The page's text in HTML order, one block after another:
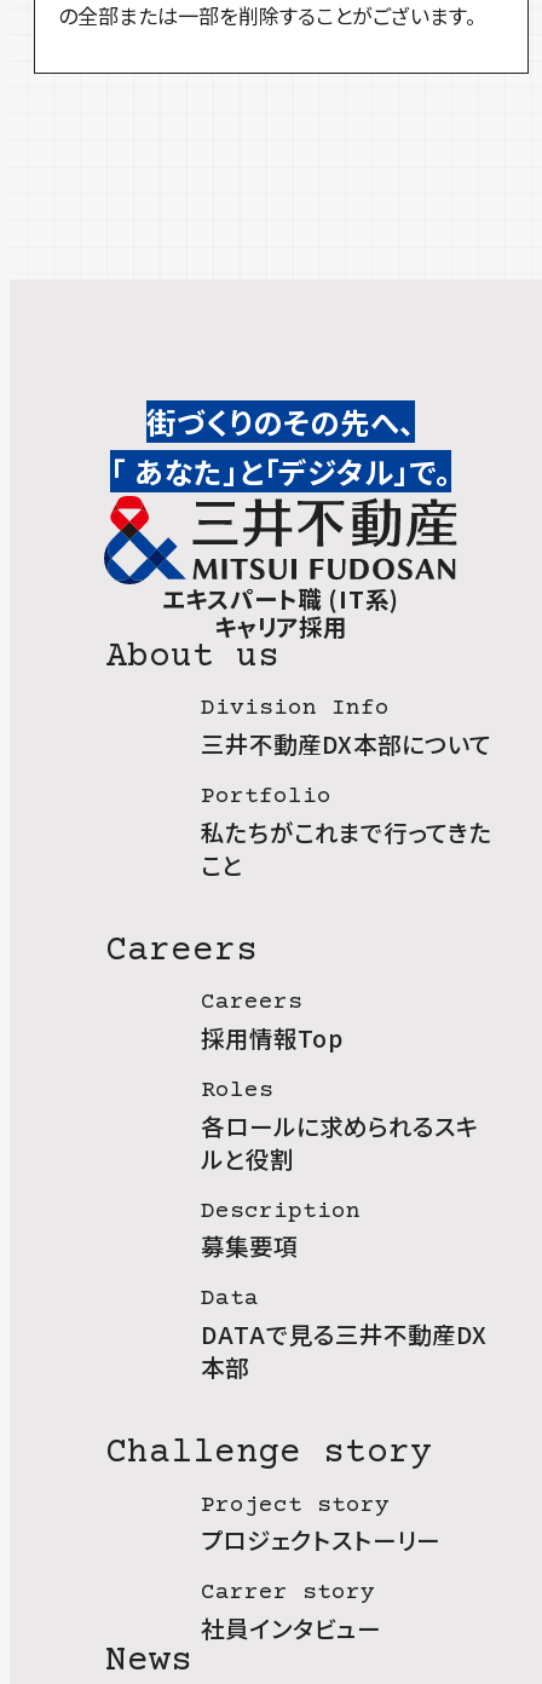
の全部または一部を削除することがございます。
エキスパート職 (IT系)
キャリア採用
街づくりのその先へ、
「 あなた」と「デジタル」で。
About us
Division Info
三井不動産DX本部について
Portfolio
私たちがこれまで行ってきた
こと
Careers
Careers
採用情報Top
Roles
各ロールに求められるスキ
ルと役割
Description
募集要項
Data
DATAで見る三井不動産DX
本部
Challenge story
Project story
プロジェクトストーリー
Carrer story
社員インタビュー
News